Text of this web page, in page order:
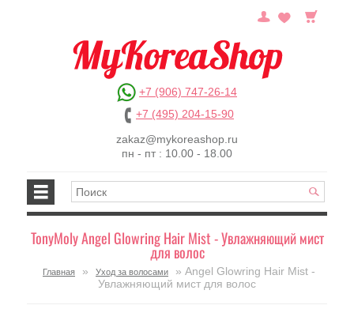
+7 (906) 747-26-14
+7 (495) 204-15-90
zakaz@mykoreashop.ru
пн - пт : 10.00 - 18.00
TonyMoly Angel Glowring Hair Mist - Увлажняющий мист
для волос
Главная » Уход за волосами
» Angel Glowring Hair Mist -
Увлажняющий мист для волос